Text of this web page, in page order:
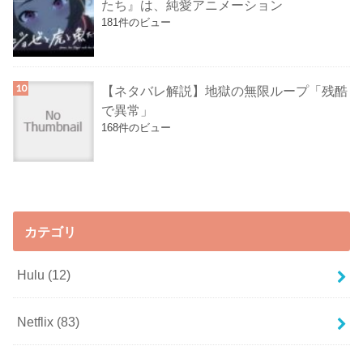
たち』は、純愛アニメーション
181件のビュー
【ネタバレ解説】地獄の無限ループ「残酷
で異常」
168件のビュー
カテゴリ
Hulu (12)
Netflix (83)